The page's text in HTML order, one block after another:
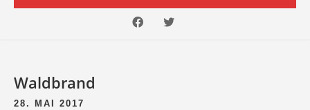
Waldbrand
28. MAI 2017